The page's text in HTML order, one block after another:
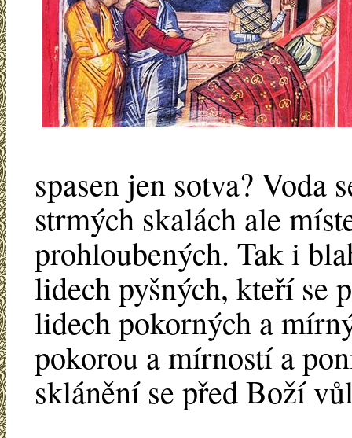
spasen jen sotva? Voda
strmých skalách ale
prohloubených. Tak i
lidech pyšných, kteří se
lidech pokorných a
pokorou a mírností a
sklánění se před Boží